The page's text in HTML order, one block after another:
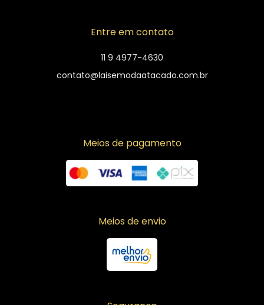
Entre em contato
11 9 4977-4630
contato@laisemodaatacado.com.br
Meios de pagamento
Meios de envio